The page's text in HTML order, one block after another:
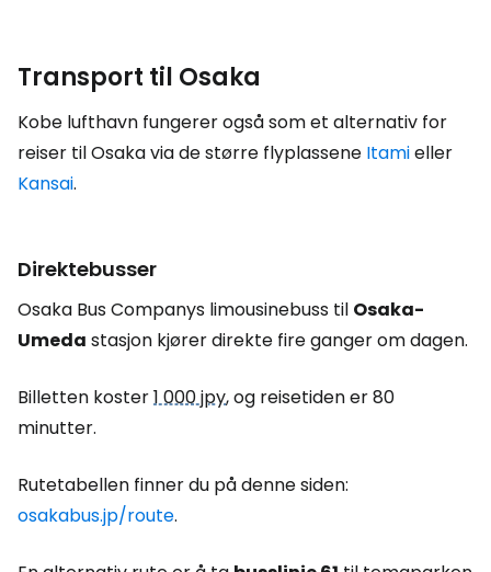
Transport til Osaka
Kobe lufthavn fungerer også som et alternativ for
reiser til Osaka via de større flyplassene Itamieller
Kansai.
Direktebusser
Osaka Bus Companys limousinebuss til Osaka-
Umeda stasjon kjører direkte fire ganger om dagen.
Billetten koster1 000 jpy, og reisetiden er 80
minutter.
Rutetabellen finner du på denne siden:
osakabus.jp/route.